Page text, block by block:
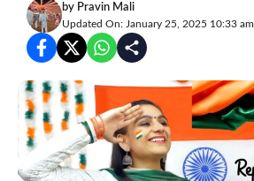
by Pravin Mali
Updated On: January 25, 2025 10:33 am